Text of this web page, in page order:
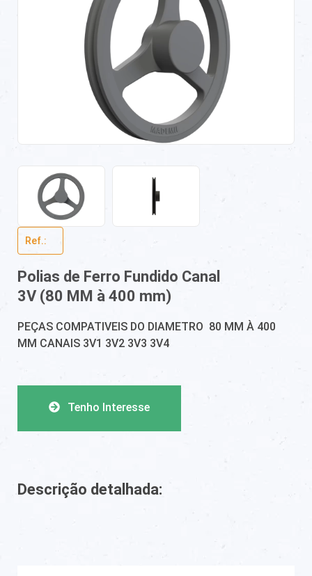
Ref.:ﾠ
Polias de Ferro Fundido Canal
3V (80 MM à 400 mm)
PEÇAS COMPATIVEIS DO DIAMETRO 80 MM À 400
MM CANAIS 3V1 3V2 3V3 3V4
Tenho Interesse
Descrição detalhada: